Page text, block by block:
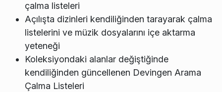
çalma listeleri
Açılışta dizinleri kendiliğinden tarayarak çalma
listelerini ve müzik dosyalarını içe aktarma
yeteneği
Koleksiyondaki alanlar değiştiğinde
kendiliğinden güncellenen Devingen Arama
Çalma Listeleri